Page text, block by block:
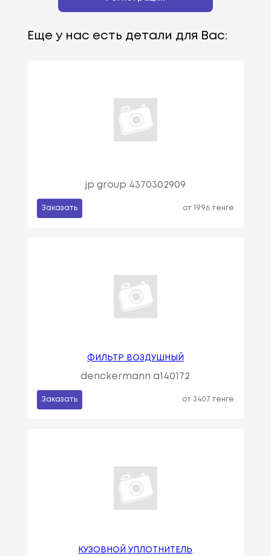
Еще у нас есть детали для Вас:
jp group 4370302909
Заказать от 1996 тенге
ФИЛЬТР ВОЗДУШНЫЙ
denckermann a140172
Заказать от 3407 тенге
КУЗОВНОЙ УПЛОТНИТЕЛЬ